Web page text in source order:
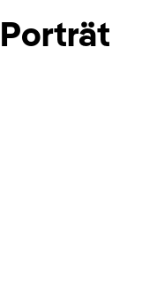
Porträt